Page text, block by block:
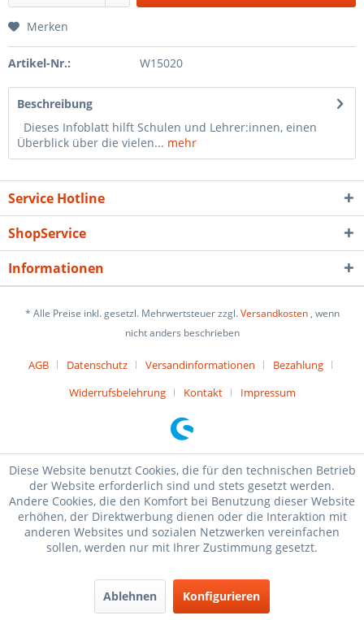
Merken
Artikel-Nr.: W15020
Beschreibung
Dieses Infoblatt hilft Schulen und Lehrer:innen, einen
Überblick über die vielen... mehr
Service Hotline
ShopService
Informationen
* Alle Preise inkl. gesetzl. Mehrwertsteuer zzgl.Versandkosten, wenn
nicht anders beschrieben
AGB Datenschutz Versandinformationen
Bezahlung
Widerrufsbelehrung
Kontakt Impressum
Diese Website benutzt Cookies, die für den technischen Betrieb
der Website erforderlich sind und stets gesetzt werden.
Andere Cookies, die den Komfort bei Benutzung dieser Website
erhöhen, der Direktwerbung dienen oder die Interaktion mit
anderen Websites und sozialen Netzwerken vereinfachen
sollen, werden nur mit Ihrer Zustimmung gesetzt.
Ablehnen Konfigurieren